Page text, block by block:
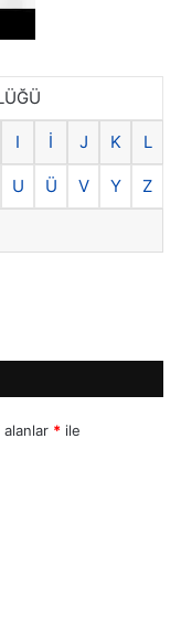
I İ J K L
U Ü V Y Z
* ile